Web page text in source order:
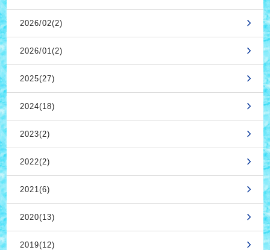
2026/02(2)
2026/01(2)
2025(27)
2024(18)
2023(2)
2022(2)
2021(6)
2020(13)
2019(12)